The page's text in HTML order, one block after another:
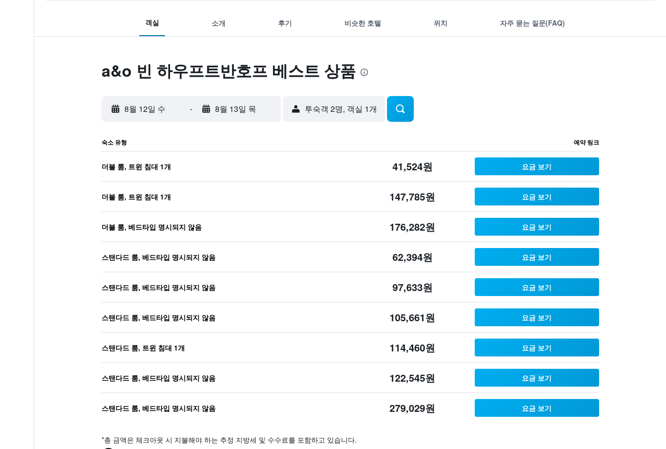
객실 소개 후기 비슷한 호텔 위치 자주 묻는 질문(FAQ)
a&o 빈 하우프트반호프 베스트 상품
8월 12일 수 - 8월 13일 목 ​투숙객 2​명, ​객실 1개
숙소 유형 예약 링크
더블 룸, 트윈 침대 1개 41,524원 요금 보기
더블 룸, 트윈 침대 1개 147,785원 요금 보기
더블 룸, 베드타입 명시되지 않음 176,282원 요금 보기
스탠다드 룸, 베드타입 명시되지 않음 62,394원 요금 보기
스탠다드 룸, 베드타입 명시되지 않음 97,633원 요금 보기
스탠다드 룸, 베드타입 명시되지 않음 105,661원 요금 보기
스탠다드 룸, 트윈 침대 1개 114,460원 요금 보기
스탠다드 룸, 베드타입 명시되지 않음 122,545원 요금 보기
스탠다드 룸, 베드타입 명시되지 않음 279,029원 요금 보기
*총 금액은 체크아웃 시 지불해야 하는 추정 지방세 및 수수료를 포함하고 있습니다.